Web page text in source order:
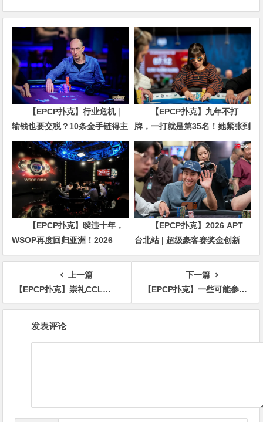
【EPCP扑克】行业危机｜
输钱也要交税？10条金手链得主
直言“扛不住”，主动砍掉四分之
三比赛
【EPCP扑克】九年不打
牌，一打就是第35名！她紧张到
脚悬空，但全世界以为她很淡定
【EPCP扑克】暌违十年，
WSOP再度回归亚洲！2026
APL济州站6月19-28日盛大登
【EPCP扑克】2026 APT
台北站 | 超级豪客赛奖金创新
高，美国选手Ethan
“Rampage” Yau领跑全场！
上一篇
【EPCP扑克】崇礼CCL飘舞飞雪挡不住的热情！主赛首轮B组278人参赛创新高，吴鹏22.35万记分牌领衔109人晋级
下一篇
【EPCP扑克】一些可能参加100w美元WPT“一滴水”的潜在玩家
发表评论